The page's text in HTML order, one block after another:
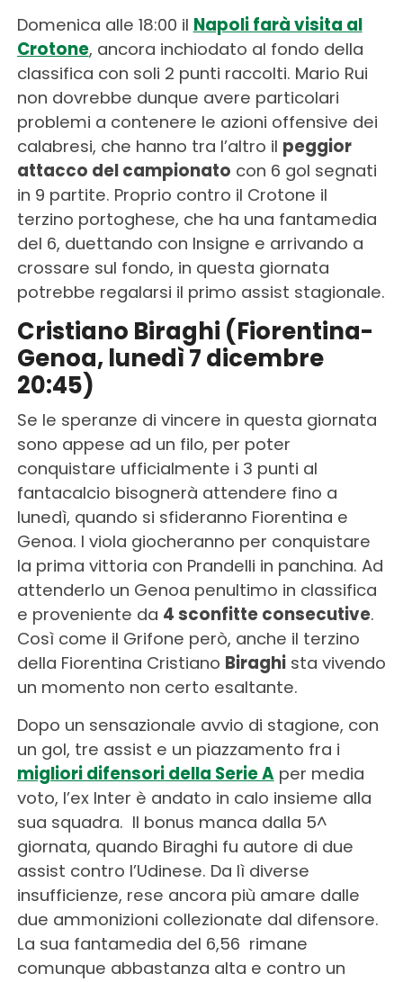
Domenica alle 18:00 il Napoli farà visita al
Crotone, ancora inchiodato al fondo della
classifica con soli 2 punti raccolti. Mario Rui
non dovrebbe dunque avere particolari
problemi a contenere le azioni offensive dei
calabresi, che hanno tra l’altro il peggior
attacco del campionato con 6 gol segnati
in 9 partite. Proprio contro il Crotone il
terzino portoghese, che ha una fantamedia
del 6, duettando con Insigne e arrivando a
crossare sul fondo, in questa giornata
potrebbe regalarsi il primo assist stagionale.
Cristiano Biraghi (Fiorentina-
Genoa, lunedì 7 dicembre
20:45)
Se le speranze di vincere in questa giornata
sono appese ad un filo, per poter
conquistare ufficialmente i 3 punti al
fantacalcio bisognerà attendere fino a
lunedì, quando si sfideranno Fiorentina e
Genoa. I viola giocheranno per conquistare
la prima vittoria con Prandelli in panchina. Ad
attenderlo un Genoa penultimo in classifica
e proveniente da 4 sconfitte consecutive.
Così come il Grifone però, anche il terzino
della Fiorentina Cristiano Biraghista vivendo
un momento non certo esaltante.
Dopo un sensazionale avvio di stagione, con
un gol, tre assist e un piazzamento fra i
migliori difensori della Serie Aper media
voto, l’ex Inter è andato in calo insieme alla
sua squadra. Il bonus manca dalla 5^
giornata, quando Biraghi fu autore di due
assist contro l’Udinese. Da lì diverse
insufficienze, rese ancora più amare dalle
due ammonizioni collezionate dal difensore.
La sua fantamedia del 6,56 rimane
comunque abbastanza alta e contro un